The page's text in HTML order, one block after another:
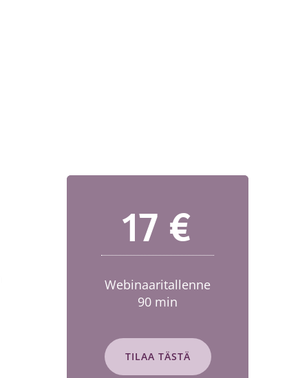
17 €
Webinaaritallenne
90 min
TILAA TÄSTÄ